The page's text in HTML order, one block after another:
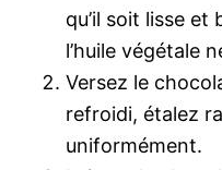
qu’il soit lisse et
l’huile végétale
Versez le
refroidi, étalez
uniformément.